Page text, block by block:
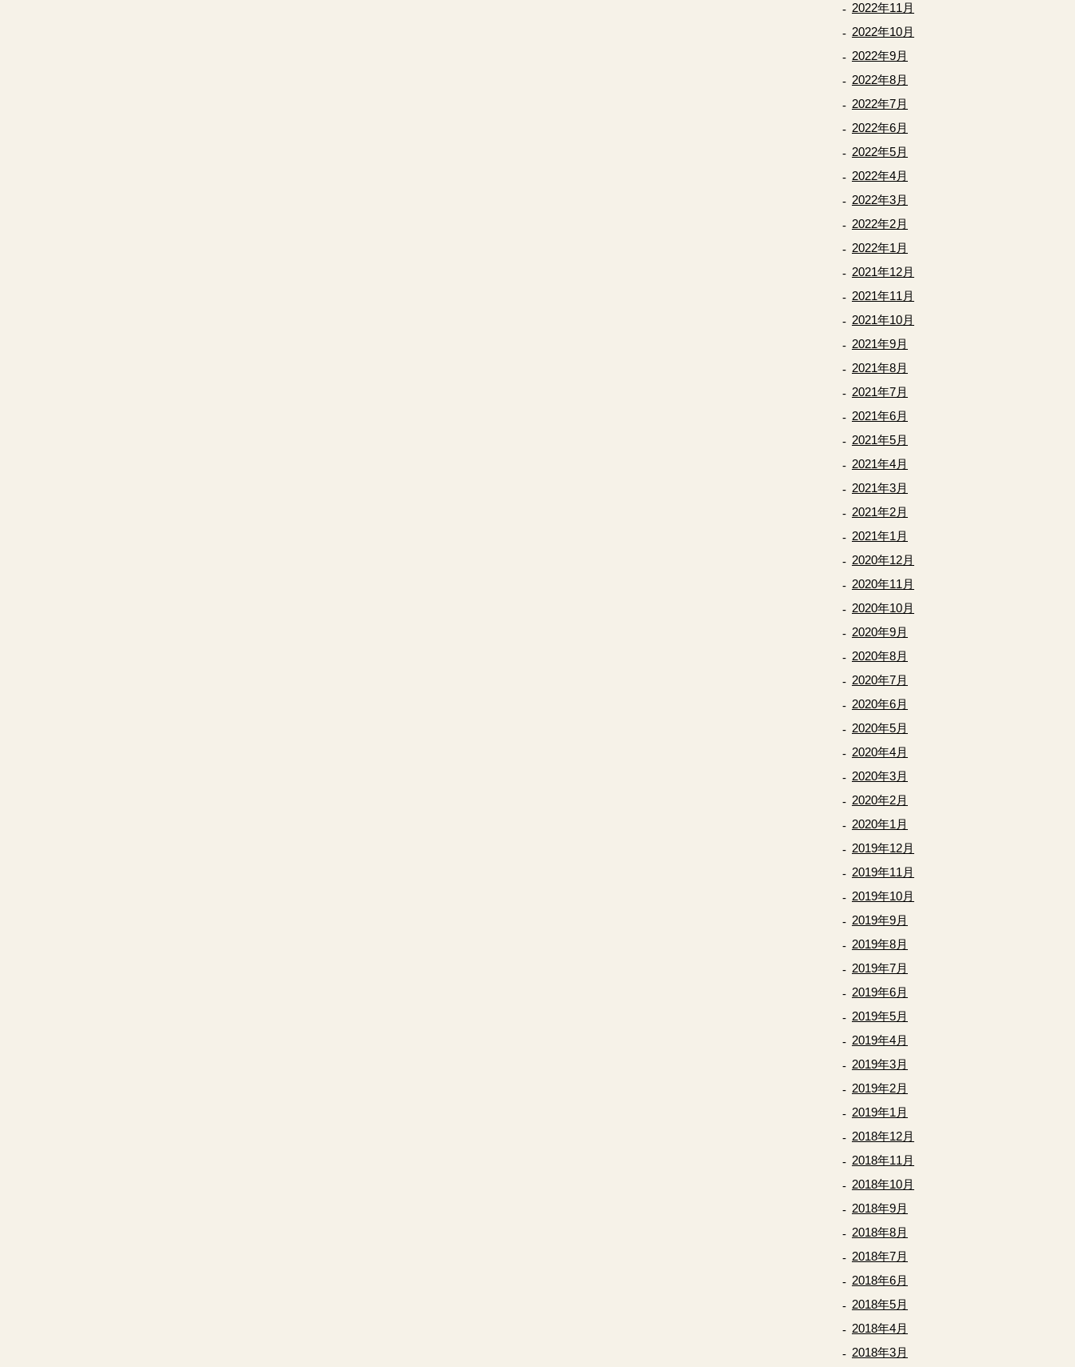
2022年11月
2022年10月
2022年9月
2022年8月
2022年7月
2022年6月
2022年5月
2022年4月
2022年3月
2022年2月
2022年1月
2021年12月
2021年11月
2021年10月
2021年9月
2021年8月
2021年7月
2021年6月
2021年5月
2021年4月
2021年3月
2021年2月
2021年1月
2020年12月
2020年11月
2020年10月
2020年9月
2020年8月
2020年7月
2020年6月
2020年5月
2020年4月
2020年3月
2020年2月
2020年1月
2019年12月
2019年11月
2019年10月
2019年9月
2019年8月
2019年7月
2019年6月
2019年5月
2019年4月
2019年3月
2019年2月
2019年1月
2018年12月
2018年11月
2018年10月
2018年9月
2018年8月
2018年7月
2018年6月
2018年5月
2018年4月
2018年3月